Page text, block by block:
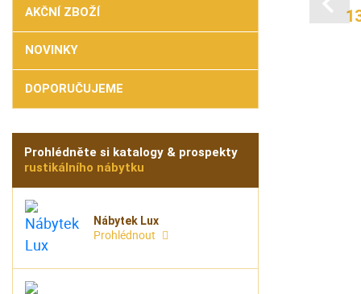
AKČNÍ ZBOŽÍ
NOVINKY
DOPORUČUJEME
Prohlédněte si katalogy & prospekty
rustikálního nábytku
Nábytek Lux
Prohlédnout
17 150 Kč